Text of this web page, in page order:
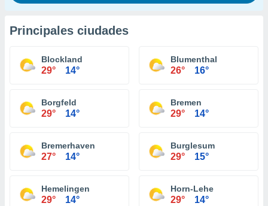
Principales ciudades
Blockland
29° 14°
Blumenthal
26° 16°
Borgfeld
29° 14°
Bremen
29° 14°
Bremerhaven
27° 14°
Burglesum
29° 15°
Hemelingen
29° 14°
Horn-Lehe
29° 14°